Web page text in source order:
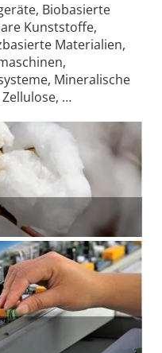
Biobasierte
Kunststoffe,
Materialien,
Mineralische
…